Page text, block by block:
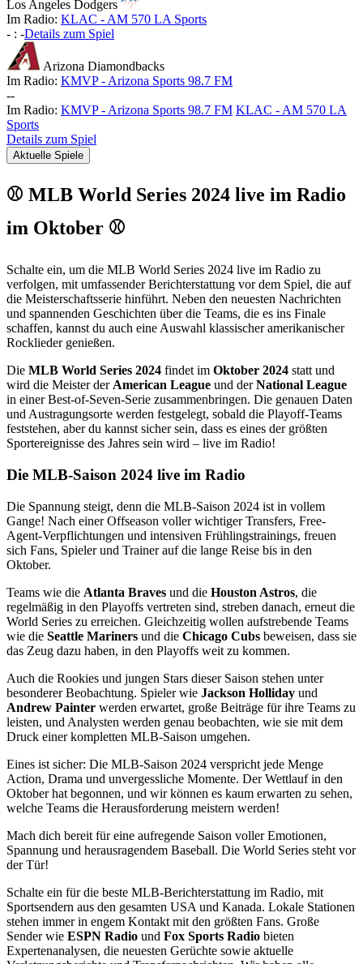
Los Angeles Dodgers
Im Radio: KLAC - AM 570 LA Sports
- : -Details zum Spiel
Arizona Diamondbacks
Im Radio: KMVP - Arizona Sports 98.7 FM
--
Im Radio: KMVP - Arizona Sports 98.7 FM KLAC - AM 570 LA
Sports
Details zum Spiel
Aktuelle Spiele
⚾ MLB World Series 2024 live im Radio
im Oktober ⚾
Schalte ein, um die MLB World Series 2024 live im Radio zu
verfolgen, mit umfassender Berichterstattung vor dem Spiel, die auf
die Meisterschaftsserie hinführt. Neben den neuesten Nachrichten
und spannenden Geschichten über die Teams, die es ins Finale
schaffen, kannst du auch eine Auswahl klassischer amerikanischer
Rocklieder genießen.
Die MLB World Series 2024 findet im Oktober 2024 statt und
wird die Meister der American League und derNational League
in einer Best-of-Seven-Serie zusammenbringen. Die genauen Daten
und Austragungsorte werden festgelegt, sobald die Playoff-Teams
feststehen, aber du kannst sicher sein, dass es eines der größten
Sportereignisse des Jahres sein wird – live im Radio!
Die MLB-Saison 2024 live im Radio
Die Spannung steigt, denn die MLB-Saison 2024 ist in vollem
Gange! Nach einer Offseason voller wichtiger Transfers, Free-
Agent-Verpflichtungen und intensiven Frühlingstrainings, freuen
sich Fans, Spieler und Trainer auf die lange Reise bis in den
Oktober.
Teams wie die Atlanta Braves und die Houston Astros, die
regelmäßig in den Playoffs vertreten sind, streben danach, erneut die
World Series zu erreichen. Gleichzeitig wollen aufstrebende Teams
wie die Seattle Mariners und die Chicago Cubs beweisen, dass sie
das Zeug dazu haben, in den Playoffs weit zu kommen.
Auch die Rookies und jungen Stars dieser Saison stehen unter
besonderer Beobachtung. Spieler wie Jackson Holliday und
Andrew Painter werden erwartet, große Beiträge für ihre Teams zu
leisten, und Analysten werden genau beobachten, wie sie mit dem
Druck einer kompletten MLB-Saison umgehen.
Eines ist sicher: Die MLB-Saison 2024 verspricht jede Menge
Action, Drama und unvergessliche Momente. Der Wettlauf in den
Oktober hat begonnen, und wir können es kaum erwarten zu sehen,
welche Teams die Herausforderung meistern werden!
Mach dich bereit für eine aufregende Saison voller Emotionen,
Spannung und herausragendem Baseball. Die World Series steht vor
der Tür!
Schalte ein für die beste MLB-Berichterstattung im Radio, mit
Sportsendern aus den gesamten USA und Kanada. Lokale Stationen
stehen immer in engem Kontakt mit den größten Fans. Große
Sender wie ESPN Radio und Fox Sports Radio bieten
Expertenanalysen, die neuesten Gerüchte sowie aktuelle